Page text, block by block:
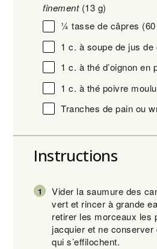
finement(13 g)
¼ tasse de câpres (60
1 c. à soupe de jus de
1 c. à thé d’oignon en
1 c. à thé poivre moulu
Tranches de pain ou
Instructions
Vider la saumure des
vert et rincer à grande
retirer les morceaux les
jacquier et ne conserver
qui s’effilochent.